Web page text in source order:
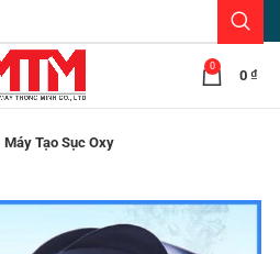
0
0 ₫
Máy Tạo Sục Oxy